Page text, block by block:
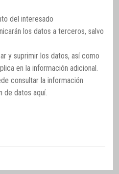
del interesado
los datos a terceros, salvo
y suprimir los datos, así como
en la información adicional.
consultar la información
de datos aquí.